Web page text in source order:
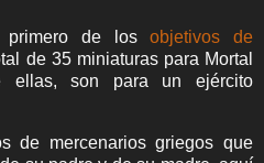
primero de losobjetivos de
de 35 miniaturas para Mortal
ellas, son para un ejército
de mercenarios griegos que